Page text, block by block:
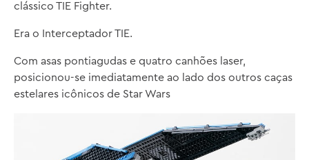
clássico TIE Fighter.
Era o Interceptador TIE.
Com asas pontiagudas e quatro canhões laser,
posicionou-se imediatamente ao lado dos outros caças
estelares icônicos de Star Wars